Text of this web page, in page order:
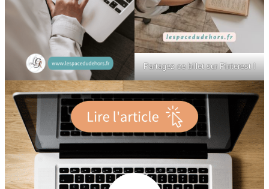
Partagez ce billet sur Pinterest !